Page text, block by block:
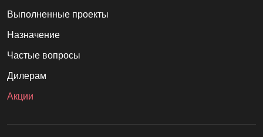
Выполненные проекты
Назначение
Частые вопросы
Дилерам
Акции